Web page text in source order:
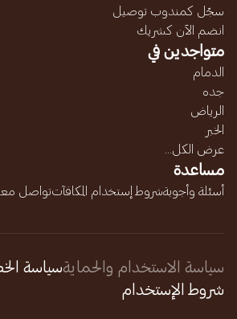
سجّل كمندوب توصيل
انضم الآن كشريك
متواجدين في
الدمام
جده
الرياض
الخبر
عرض الكل...
مساعدة
أسئلة وأجوبةشروط إستخدام المكافآتتواصل
سياسة الاستخدام والحمايةسياسة
شروط الإستخدام